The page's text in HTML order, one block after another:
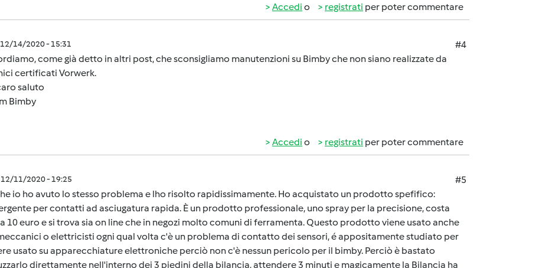
Accedi o registrati per poter commentare
12/14/2020 - 15:31
#4
come già detto in altri post, che sconsigliamo manutenzioni su Bimby che non siano realizzate da
certificati Vorwerk.
saluto
Bimby
Accedi o registrati per poter commentare
12/11/2020 - 19:25
#5
io ho avuto lo stesso problema e lho risolto rapidissimamente. Ho acquistato un prodotto spefifico:
per contatti ad asciugatura rapida. È un prodotto professionale, uno spray per la precisione, costa
10 euro e si trova sia on line che in negozi molto comuni di ferramenta. Questo prodotto viene usato anche
o elettricisti ogni qual volta c'è un problema di contatto dei sensori, é appositamente studiato per
usato su apparecchiature elettroniche perciò non c'è nessun pericolo per il bimby. Perciò è bastato
direttamente nell'interno dei 3 piedini della bilancia, attendere 3 minuti e magicamente la Bilancia ha